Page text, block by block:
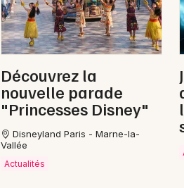
Actus dans le
Magazine dans
Découvrez la
nouvelle parade
"Princesses Disney"
Disneyland Paris - Marne-la-
Vallée
Actualités